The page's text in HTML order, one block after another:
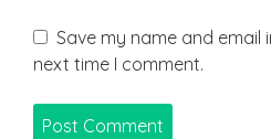
Save my name and email
next time I comment.